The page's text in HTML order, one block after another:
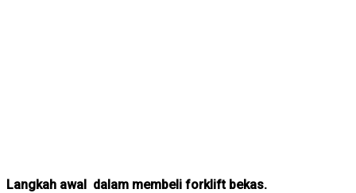
Langkah awal dalam membeli forklift bekas.